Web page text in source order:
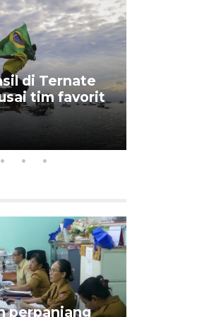
di Ternate
tim favorit
perpanjang